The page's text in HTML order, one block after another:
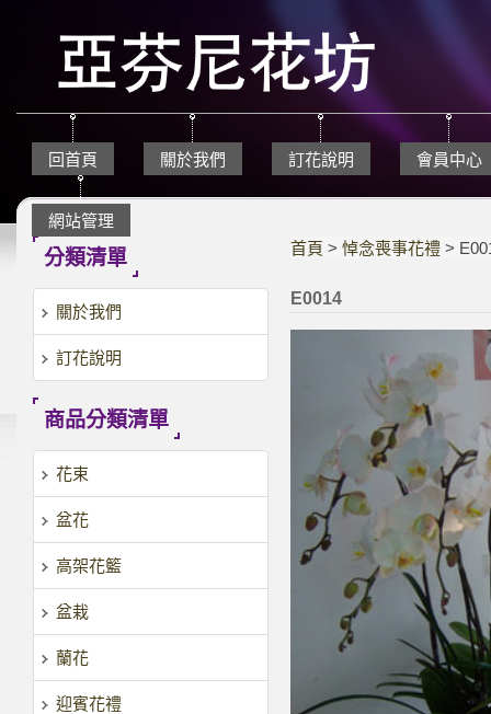
回首頁 關於我們 訂花說明 會員中心
網站管理
分類清單
關於我們
訂花說明
商品分類清單
花束
盆花
高架花籃
盆栽
蘭花
迎賓花禮
首頁 >悼念喪事花禮 >
E0014